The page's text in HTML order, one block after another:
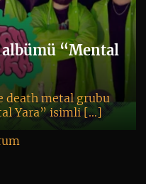
“Mental
death metal grubu
Yara” isimli […]